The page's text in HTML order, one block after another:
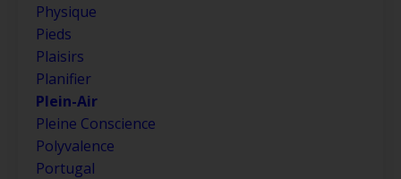
Physique
Pieds
Plaisirs
Planifier
Plein-Air
Pleine Conscience
Polyvalence
Portugal